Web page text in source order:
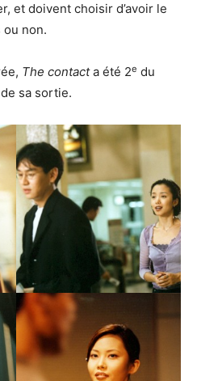
et doivent choisir d’avoir le
non.
The contacta été 2e du
sa sortie.